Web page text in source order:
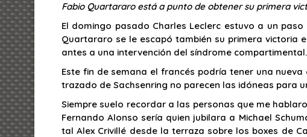
Fabio Quartararo está a punto de obtener su primera
El domingo pasado Charles Leclerc estuvo a un
Quartararo se le escapó también su primera victoria
antes a una intervención del síndrome compartimental.
Este fin de semana el francés podría tener una
trazado de Sachsenring no parecen las idóneas para
Siempre suelo recordar a las personas que me
Fernando Alonso sería quien jubilara a Michael
tal Alex Crivillé desde la terraza sobre los boxes de